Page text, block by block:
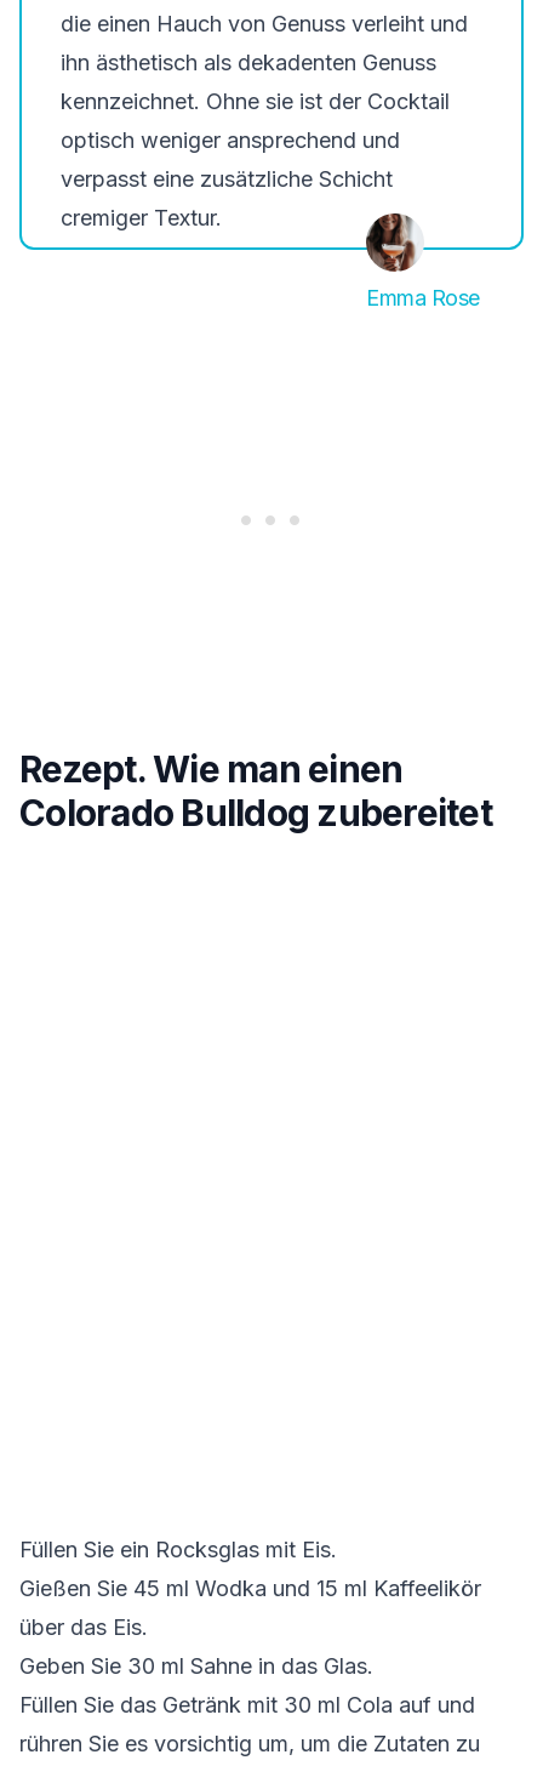
die einen Hauch von Genuss verleiht und
ihn ästhetisch als dekadenten Genuss
kennzeichnet. Ohne sie ist der Cocktail
optisch weniger ansprechend und
verpasst eine zusätzliche Schicht
cremiger Textur.
Emma Rose
Rezept. Wie man einen
Colorado Bulldog zubereitet
Füllen Sie ein Rocksglas mit Eis.
Gießen Sie 45 ml Wodka und 15 ml Kaffeelikör
über das Eis.
Geben Sie 30 ml Sahne in das Glas.
Füllen Sie das Getränk mit 30 ml Cola auf und
rühren Sie es vorsichtig um, um die Zutaten zu